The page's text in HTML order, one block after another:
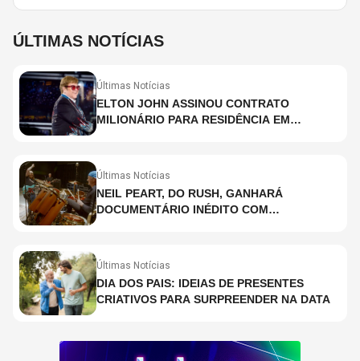
ÚLTIMAS NOTÍCIAS
Últimas Notícias
ELTON JOHN ASSINOU CONTRATO
MILIONÁRIO PARA RESIDÊNCIA EM
Últimas Notícias
NEIL PEART, DO RUSH, GANHARÁ
DOCUMENTÁRIO INÉDITO COM
Últimas Notícias
DIA DOS PAIS: IDEIAS DE PRESENTES
CRIATIVOS PARA SURPREENDER NA DATA